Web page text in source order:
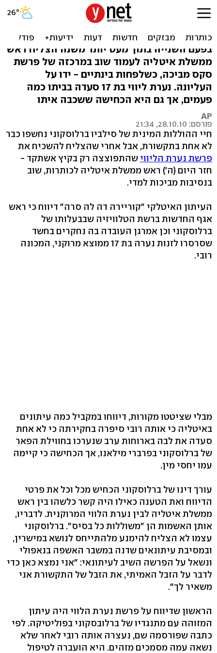
מה עשתה יצאנית ממרוקו
בווילה של ברלוסקוני?
בפעם השנייה בתוך מעט יותר משנה הצליח ראש
ממשלת איטליה לעמוד שוב במרכזה של פרשת
סקס מביכה, כשלפחות בינתיים - ידו על
העליונה. נערת ליווי בת 17 סעדה בביתו כמה
פעמים, אך גם היא הכחישה ששכבה איתו
AP
פורסם: 28.10.10, 21:34
חיי ההוללות המינית של סילביו ברלוסקוני נחשפו כבר
לא אחת בתקשורת, אבל אחרי שהצליח להשכיח את
פרשת נערת הליווי שהתפוצצה רק בקיץ אשתקד -
חזר היום (ה') ראש ממשלת איטליה לכותרות, שוב
בנסיבות מביכות למדי.
העיתון האיטלקי "קוריירה דה לה סרה" דיווח כי ראש
אגף החדשות ברשת הטלוויזיה שבבעלותו של
ברלוסקוני וכן אמרגן העובדה בה נחקרים בחשד
שסרסרו לזנות נערה בת 17 ממוצא מרוקני, המכונה
רובי.
מבלי שציטטו מקורות, דיווחו במקביל כמה עיתונים
באיטליה כי אותה רובי סיפרה בחקירתה כי לא אחת
סעדה את לבה בארוחות ערב שנערכו בחווילת הפאר
של ברלוסקוני בפרברי מילאנו, אך הכחישה כי קיימה
עמו יחסי מין.
עורך דינו של ברלוסקוני הכחיש מכל וכל את פרטי
הדיווח ואת הטענה כאילו היה קשר כלשהו בין ראש
ממשלת איטליה לבין נערת הלווי המרוקנית. לדבריו,
אותן האשמות הן "משוללות כל בסיס". ברלוסקוני
עצמו לא הצליח להימנע מלהתייחס לנושא במישרין,
ובמסיבת עיתונאים שדנה במשבר האשפה בנאפולי
ונשאל על הפרשה השיב לעיתונאי: "אני נמצא כאן כדי
לדבר על הזבל האמיתי, את הזבל של התקשורת אני
משאיר לך".
הראשון שדיווח על פרשת נערת הלווי היה עיתון
המזוהה עם מתנגדיו של ברלובסקוני בפוליטיקה. לפי
כתבה שפורסמה שם, נעצרה אותה רובי לאחר שלא
נשאה עמה מסמכים מזהים. היא הועברה לטיפול